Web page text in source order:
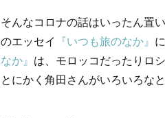
そんなコロナの話はいったん置
のエッセイ
『いつも旅のなか』
なか』 は、モロッコだったりロ
とにかく角田さんがいろいろな